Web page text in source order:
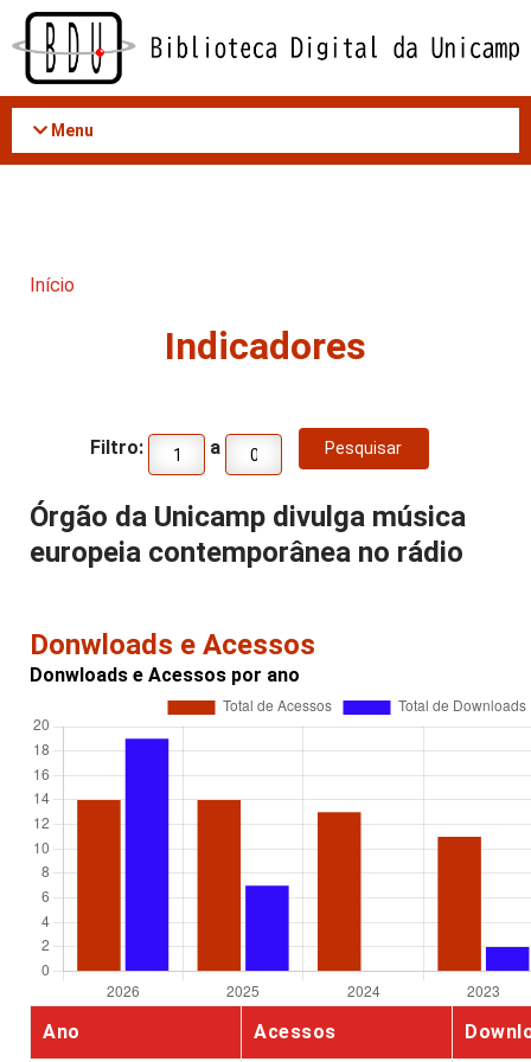
Acessar
conteúdo
Menu
Início
Indicadores
Filtro: a
Órgão da Unicamp divulga música
europeia contemporânea no rádio
Donwloads e Acessos
Donwloads e Acessos por ano
Ano Acessos